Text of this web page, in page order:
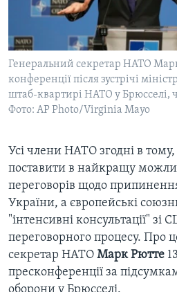
БРИФІНГ ГОЛОСУ АМЕРИКИ
СТУДІЯ ВАШИНГТОН
ВІКНО В АМЕРИКУ
ПРАЙМ-ТАЙМ
ПОГЛЯД З ВАШИНГТОНА
Learning English
Генеральний секретар НАТО
конференції після зустрічі
штаб-квартирі НАТО у Брюсселі,
Фото: AP Photo/Virginia Mayo
Усі члени НАТО згодні в
поставити в найкращу
переговорів щодо
України, а європейські
"інтенсивні консультації"
переговорного процесу. Про
секретар НАТО Марк Рютте
пресконференції за